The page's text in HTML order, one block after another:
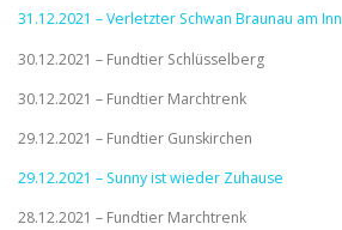
31.12.2021 – Verletzter Schwan Braunau am Inn
30.12.2021 – Fundtier Schlüsselberg
30.12.2021 – Fundtier Marchtrenk
29.12.2021 – Fundtier Gunskirchen
29.12.2021 – Sunny ist wieder Zuhause
28.12.2021 – Fundtier Marchtrenk